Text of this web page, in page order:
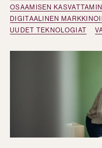
OSAAMISEN
DIGITAALINEN
UUDET TEKNOLOGIAT